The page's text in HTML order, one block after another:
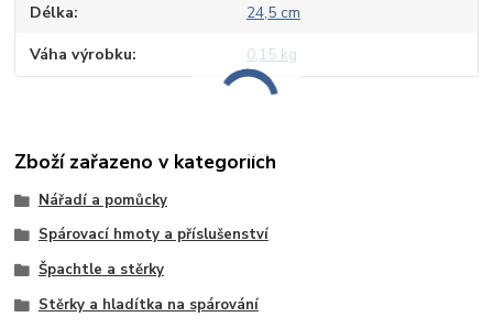
Délka 24,5 cm
Váha výrobku 0,15 kg
Zboží zařazeno v kategoriích
Nářadí a pomůcky
Spárovací hmoty a příslušenství
Špachtle a stěrky
Stěrky a hladítka na spárování